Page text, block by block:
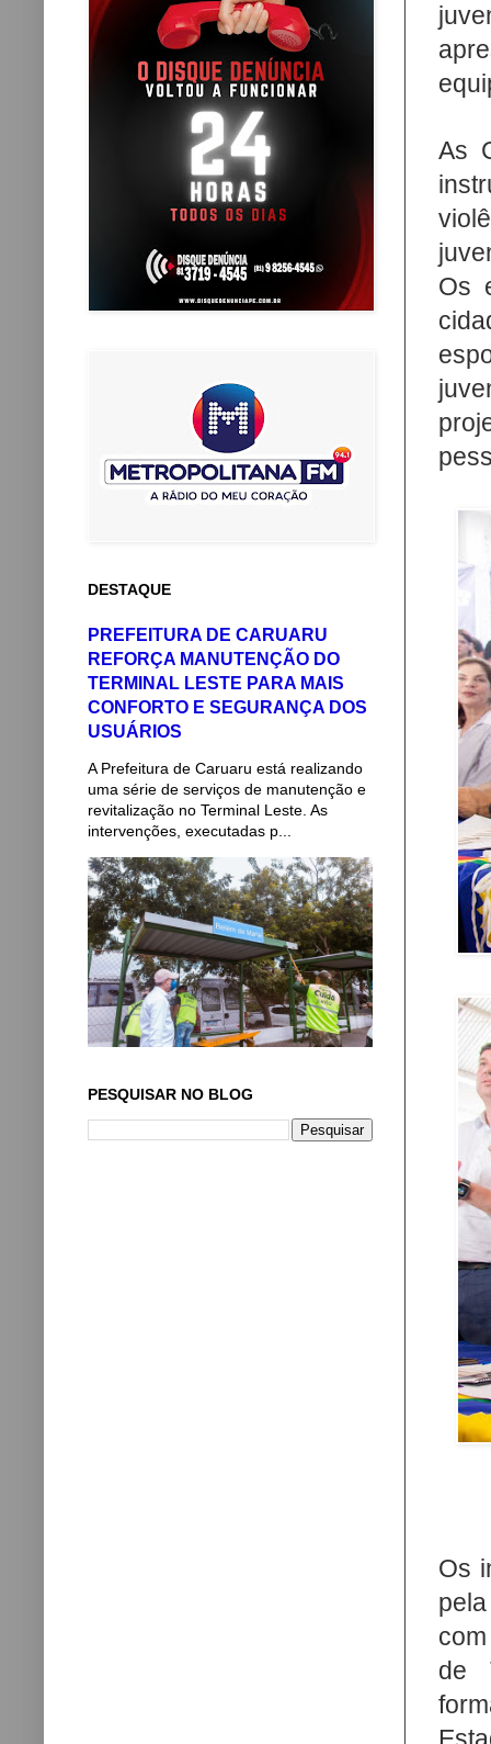
As
Os
Os
de
DESTAQUE
PREFEITURA DE CARUARU
REFORÇA MANUTENÇÃO DO
TERMINAL LESTE PARA MAIS
CONFORTO E SEGURANÇA DOS
USUÁRIOS
A Prefeitura de Caruaru está realizando
uma série de serviços de manutenção e
revitalização no Terminal Leste. As
intervenções, executadas p...
PESQUISAR NO BLOG